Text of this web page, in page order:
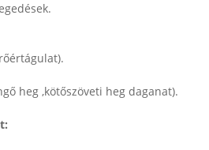
heg ,kötőszöveti heg daganat).